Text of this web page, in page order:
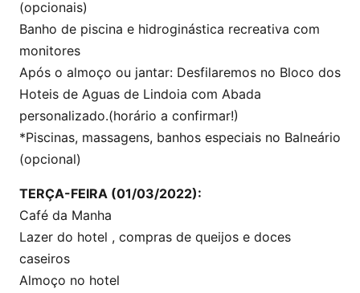
(opcionais)
Banho de piscina e hidroginástica recreativa com
monitores
Após o almoço ou jantar: Desfilaremos no Bloco dos
Hoteis de Aguas de Lindoia com Abada
personalizado.(horário a confirmar!)
*Piscinas, massagens, banhos especiais no Balneário
(opcional)
TERÇA-FEIRA (01/03/2022):
Café da Manha
Lazer do hotel , compras de queijos e doces
caseiros
Almoço no hotel